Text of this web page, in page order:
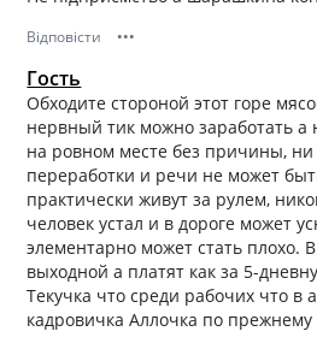
Відповісти •••
Гость
Обходите стороной этот горе
нервный тик можно заработать
на ровном месте без причины, ни
переработки и речи не может
практически живут за рулем,
человек устал и в дороге может
элементарно может стать плохо.
выходной а платят как за 5-
Текучка что среди рабочих что в
кадровичка Аллочка по прежнему